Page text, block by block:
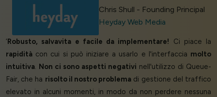
Chris Shull - Founding Principal
Heyday Web Media
‘Robusto, salvavita e facile da implementare! Ci piace la
rapidità con cui si può iniziare a usarlo e l'interfaccia molto
intuitiva. Non ci sono aspetti negativi nell'utilizzo di Queue-
Fair, che ha risolto il nostro problema di gestione del traffico
elevato in alcuni momenti, in modo da non perdere nessuna